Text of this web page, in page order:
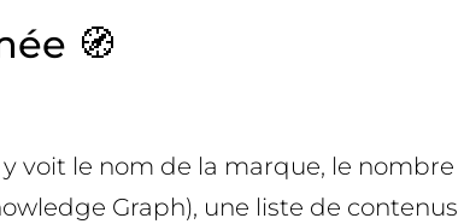
🧭
voit le nom de la marque, le nombre
Graph), une liste de contenus